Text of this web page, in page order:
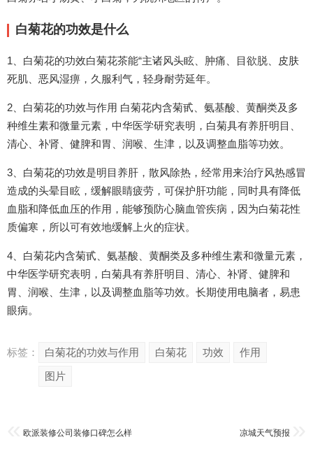
白菊花的功效是什么
1、白菊花的功效白菊花茶能“主诸风头眩、肿痛、目欲脱、皮肤
死肌、恶风湿痹，久服利气，轻身耐劳延年。
2、白菊花的功效与作用 白菊花内含菊甙、氨基酸、黄酮类及多
种维生素和微量元素，中华医学研究表明，白菊具有养肝明目、
清心、补肾、健脾和胃、润喉、生津，以及调整血脂等功效。
3、白菊花的功效是明目养肝，散风除热，经常用来治疗风热感冒
造成的头晕目眩，缓解眼睛疲劳，可保护肝功能，同时具有降低
血脂和降低血压的作用，能够预防心脑血管疾病，因为白菊花性
质偏寒，所以可有效地缓解上火的症状。
4、白菊花内含菊甙、氨基酸、黄酮类及多种维生素和微量元素，
中华医学研究表明，白菊具有养肝明目、清心、补肾、健脾和
胃、润喉、生津，以及调整血脂等功效。长期使用电脑者，易患
眼病。
标签： 白菊花的功效与作用 白菊花 功效
作用
图片
欧派装修公司装修口碑怎么样 凉城天气预报